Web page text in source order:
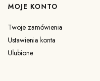
MOJE KONTO
Twoje zamówienia
Ustawienia konta
Ulubione